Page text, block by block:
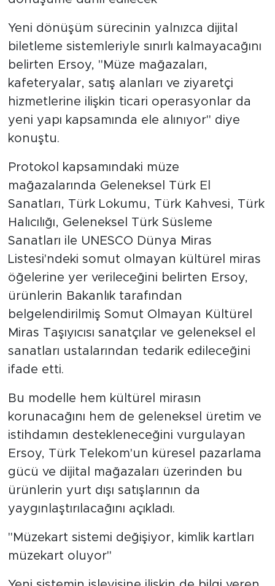
Yeni dönüşüm sürecinin yalnızca dijital
biletleme sistemleriyle sınırlı kalmayacağını
belirten Ersoy, ''Müze mağazaları,
kafeteryalar, satış alanları ve ziyaretçi
hizmetlerine ilişkin ticari operasyonlar da
yeni yapı kapsamında ele alınıyor'' diye
konuştu.
Protokol kapsamındaki müze
mağazalarında Geleneksel Türk El
Sanatları, Türk Lokumu, Türk Kahvesi, Türk
Halıcılığı, Geleneksel Türk Süsleme
Sanatları ile UNESCO Dünya Miras
Listesi'ndeki somut olmayan kültürel miras
öğelerine yer verileceğini belirten Ersoy,
ürünlerin Bakanlık tarafından
belgelendirilmiş Somut Olmayan Kültürel
Miras Taşıyıcısı sanatçılar ve geleneksel el
sanatları ustalarından tedarik edileceğini
ifade etti.
Bu modelle hem kültürel mirasın
korunacağını hem de geleneksel üretim ve
istihdamın destekleneceğini vurgulayan
Ersoy, Türk Telekom'un küresel pazarlama
gücü ve dijital mağazaları üzerinden bu
ürünlerin yurt dışı satışlarının da
yaygınlaştırılacağını açıkladı.
''Müzekart sistemi değişiyor, kimlik kartları
müzekart oluyor''